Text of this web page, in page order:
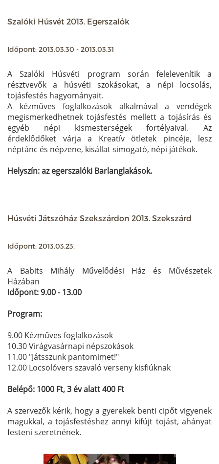
Szalóki Húsvét 2013. Egerszalók
Időpont: 2013.03.30 - 2013.03.31
A Szalóki Húsvéti program során felelevenítik a
résztvevők a húsvéti szokásokat, a népi locsolás,
tojásfestés hagyományait.
A kézműves foglalkozások alkalmával a vendégek
megismerkedhetnek tojásfestés mellett a tojásírás és
egyéb népi kismesterségek fortélyaival. Az
érdeklődőket várja a Kreatív ötletek pincéje, lesz
néptánc és népzene, kisállat simogató, népi játékok.
Helyszín: az egerszalóki Barlanglakások.
Húsvéti Játszóház Szekszárdon 2013. Szekszárd
Időpont: 2013.03.23.
A Babits Mihály Művelődési Ház és Művészetek
Házában
Időpont: 9.00 - 13.00
Program:
9.00 Kézműves foglalkozások
10.30 Virágvasárnapi népszokások
11.00 "Játsszunk pantomimet!"
12.00 Locsolóvers szavaló verseny kisfiúknak
Belépő: 1000 Ft, 3 év alatt 400 Ft
A szervezők kérik, hogy a gyerekek benti cipőt vigyenek
magukkal, a tojásfestéshez annyi kifújt tojást, ahányat
festeni szeretnének.